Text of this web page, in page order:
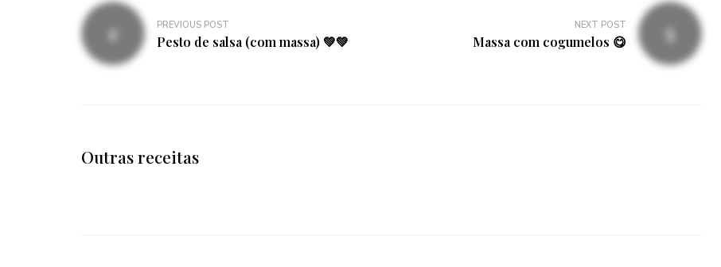
Navegação
de
artigos
PREVIOUS POST
Pesto de salsa (com massa) 💚💚
NEXT POST
Massa com cogumelos 😋
Outras receitas